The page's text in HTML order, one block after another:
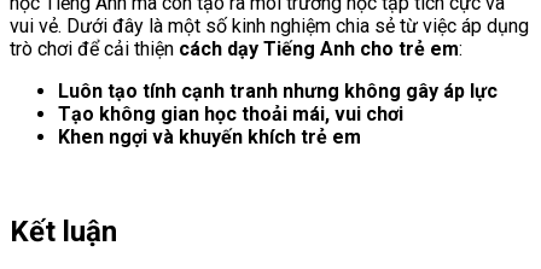
vui vẻ. Dưới đây là một số kinh nghiệm chia sẻ từ việc áp dụng
trò chơi để cải thiện cách dạy Tiếng Anh cho trẻ em:
Luôn tạo tính cạnh tranh nhưng không gây áp lực
Tạo không gian học thoải mái, vui chơi
Khen ngợi và khuyến khích trẻ em
Kết luận